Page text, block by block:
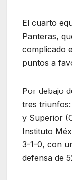
El cuarto
Panteras,
complicado
puntos a
Por debajo
tres triunfos:
y Superior
Instituto
3-1-0, con
defensa de